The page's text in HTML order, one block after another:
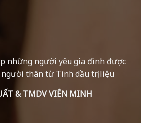
những người yêu gia đình được
người thân từ Tinh dầu trị liệu
& TMDV VIÊN MINH